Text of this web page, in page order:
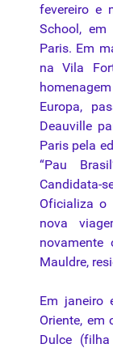
fevereiro e
School,
Paris. Em
na Vila
Europa,
Deauville
Paris pela
“Pau
Oficializa o
nova
Mauldre,
Em janeiro
Oriente, em
Dulce